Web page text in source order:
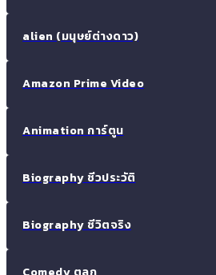
alien (มนุษย์ต่างดาว)
Amazon Prime Video
Animation การ์ตูน
Biography ชีวประวัติ
Biography ชีวิตจริง